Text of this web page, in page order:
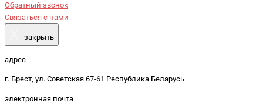
Обратный звонок
Связаться с нами
закрыть
адрес
г. Брест, ул. Советская 67-61 Республика Беларусь
электронная почта